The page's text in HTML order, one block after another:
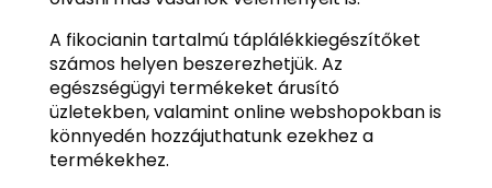
A fikocianin tartalmú táplálékkiegészítőket
számos helyen beszerezhetjük. Az
egészségügyi termékeket árusító
üzletekben, valamint online webshopokban is
könnyedén hozzájuthatunk ezekhez a
termékekhez.